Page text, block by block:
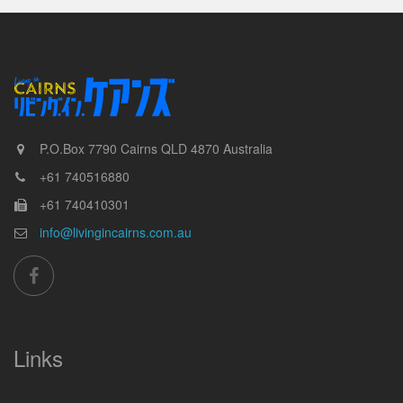
P.O.Box 7790 Cairns QLD 4870 Australia
+61 740516880
+61 740410301
info@livingincairns.com.au
Links